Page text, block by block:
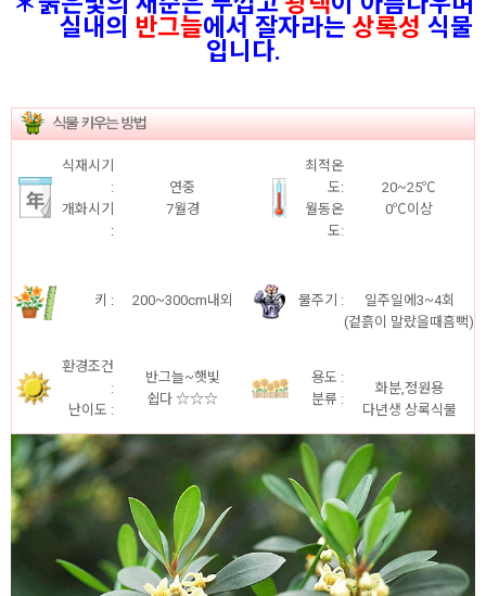
실내의 반그늘에서 잘자라는 상록성 식물
입니다.
식재시기
:
개화시기
:
연중
7월경
최적온
도:
월동온
도:
20~25℃
0℃이상
키 : 200~300cm내외 물주기 :
일주일에3~4회
(겉흙이 말랐을때흠뻑)
환경조건
:
난이도 :
반그늘~햇빛
쉽다 ☆☆☆
용도 :
분류 :
화분,정원용
다년생 상록식물